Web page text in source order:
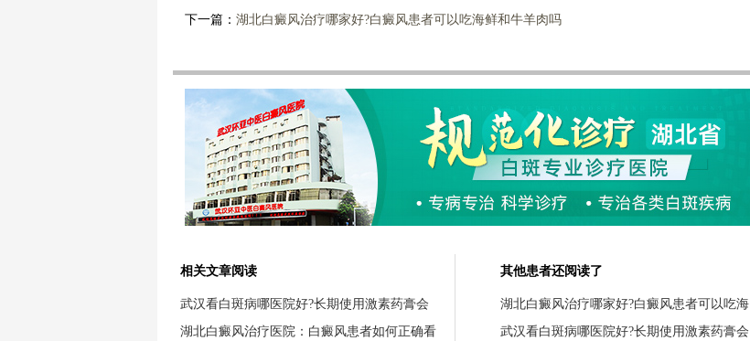
下一篇： 湖北白癜风治疗哪家好?白癜风患者可以吃海鲜和牛羊肉吗
相关文章阅读
武汉看白斑病哪医院好?长期使用激素药膏会
湖北白癜风治疗医院：白癜风患者如何正确看
其他患者还阅读了
湖北白癜风治疗哪家好?白癜风患者可以吃海
武汉看白斑病哪医院好?长期使用激素药膏会